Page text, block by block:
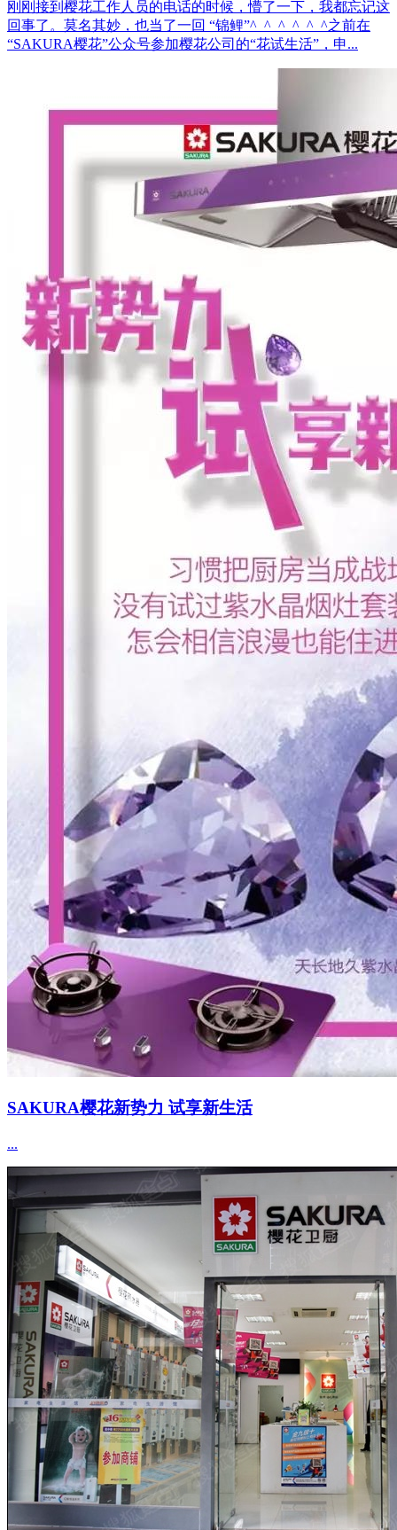
刚刚接到樱花工作人员的电话的时候，懵了一下，我都忘记这
回事了。莫名其妙，也当了一回 “锦鲤”^_^ ^_^ ^_^之前在
“SAKURA樱花”公众号参加樱花公司的“花试生活”，申...
SAKURA樱花新势力 试享新生活
...